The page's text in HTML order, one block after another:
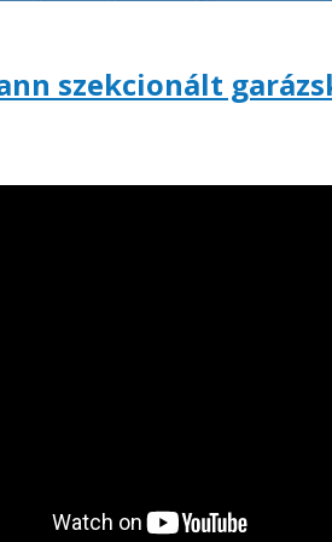
szekcionált